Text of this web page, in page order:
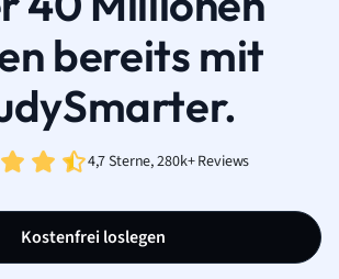
bereits mit
4,7 Sterne, 280k+ Reviews
Kostenfrei loslegen